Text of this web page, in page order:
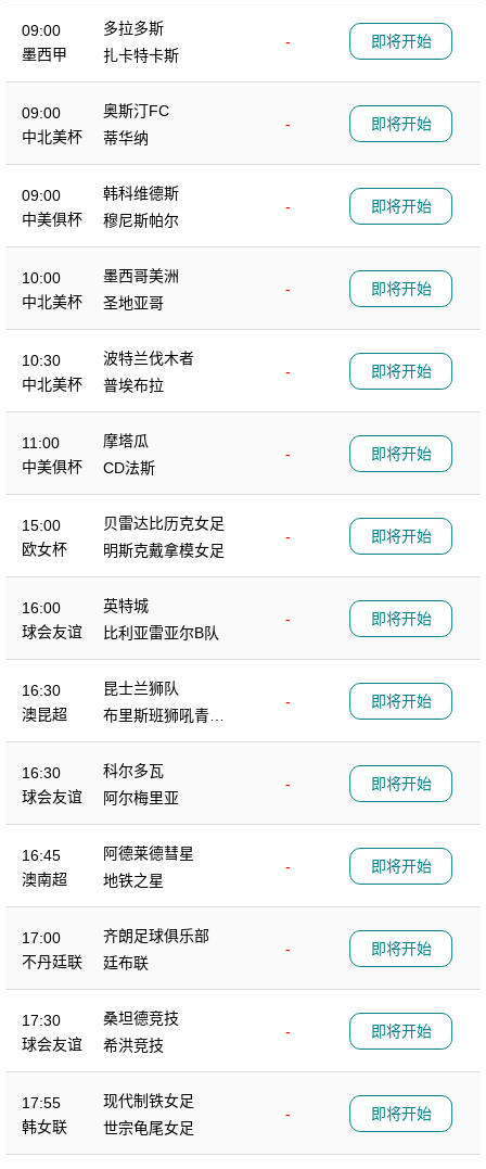
09:00
墨西甲
多拉多斯
-
扎卡特卡斯
即将开始
09:00
中北美杯
奥斯汀FC
-
蒂华纳
即将开始
09:00
中美俱杯
韩科维德斯
-
穆尼斯帕尔
即将开始
10:00
中北美杯
墨西哥美洲
-
圣地亚哥
即将开始
10:30
中北美杯
波特兰伐木者
-
普埃布拉
即将开始
11:00
中美俱杯
摩塔瓜
-
CD法斯
即将开始
15:00
欧女杯
贝雷达比历克女足
-
明斯克戴拿模女足
即将开始
16:00
球会友谊
英特城
-
比利亚雷亚尔B队
即将开始
16:30
澳昆超
昆士兰狮队
-
布里斯班狮吼青年
队
即将开始
16:30
球会友谊
科尔多瓦
-
阿尔梅里亚
即将开始
16:45
澳南超
阿德莱德彗星
-
地铁之星
即将开始
17:00
不丹廷联
齐朗足球俱乐部
-
廷布联
即将开始
17:30
球会友谊
桑坦德竞技
-
希洪竞技
即将开始
17:55
韩女联
现代制铁女足
-
世宗龟尾女足
即将开始